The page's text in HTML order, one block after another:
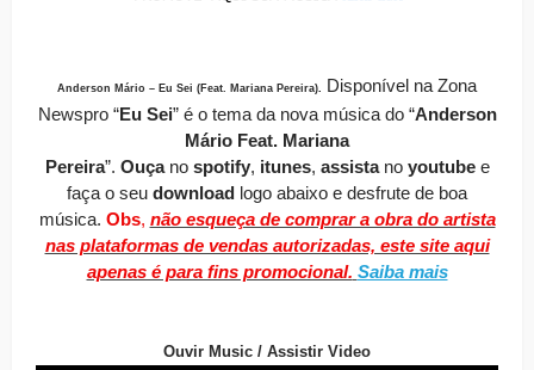
Anderson Mário – Eu Sei (Feat. Mariana Pereira). Disponível na Zona
Newspro “Eu Sei” é o tema da nova música do “Anderson
Mário Feat. Mariana
Pereira”. Ouçano spotify, itunes, assistano youtube e
faça o seu download logo abaixo e desfrute de boa
música. Obs, não esqueça de comprar a obra do artista
nas plataformas de vendas autorizadas, este site aqui
apenas é para fins promocional. Saiba mais
Ouvir Music / Assistir Video